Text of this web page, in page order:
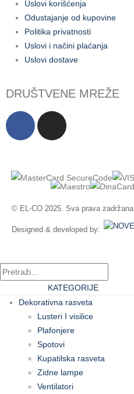
Uslovi korišćenja
Odustajanje od kupovine
Politika privatnosti
Uslovi i načini plaćanja
Uslovi dostave
DRUŠTVENE MREŽE
© EL-CO 2025. Sva prava zadržana.
Designed & developed by:
KATEGORIJE
Dekorativna rasveta
Lusteri I visilice
Plafonjere
Spotovi
Kupatilska rasveta
Zidne lampe
Ventilatori